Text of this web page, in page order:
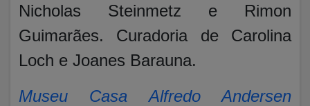
Nicholas Steinmetz e Rimon
Guimarães. Curadoria de Carolina
Loch e Joanes Barauna.
Museu Casa Alfredo Andersen